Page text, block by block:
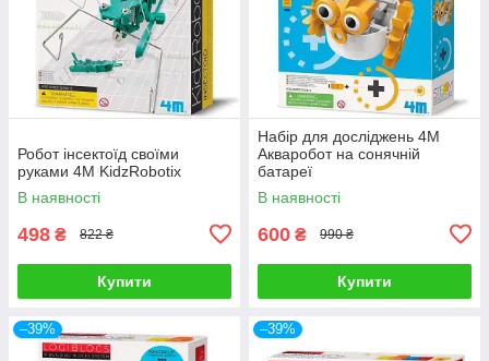
Робот інсектоїд своїми
руками 4M KidzRobotix
В наявності
498 ₴ 822 ₴
Купити
Набір для досліджень 4М
Акваробот на сонячній
батареї
В наявності
600 ₴ 990 ₴
Купити
–39% –39%